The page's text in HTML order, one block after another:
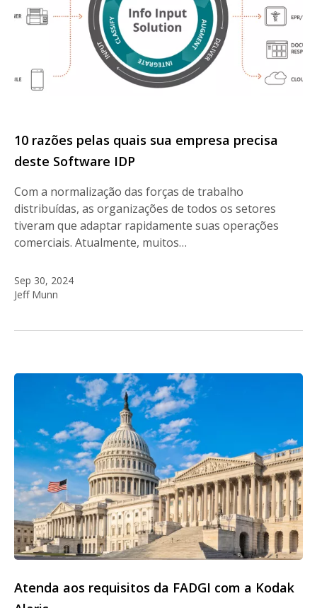
10 razões pelas quais sua empresa precisa
deste Software IDP
Com a normalização das forças de trabalho
distribuídas, as organizações de todos os setores
tiveram que adaptar rapidamente suas operações
comerciais. Atualmente, muitos…
Sep 30, 2024
Jeff Munn
Atenda aos requisitos da FADGI com a Kodak